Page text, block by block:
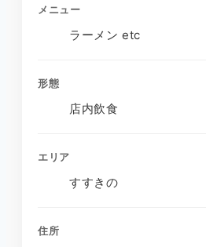
メニュー
ラーメン etc
形態
店内飲食
エリア
すすきの
住所